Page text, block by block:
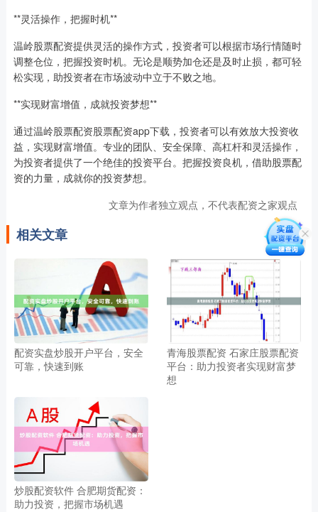
**灵活操作，把握时机**
温岭股票配资提供灵活的操作方式，投资者可以根据市场行情随时
调整仓位，把握投资时机。无论是顺势加仓还是及时止损，都可轻
松实现，助投资者在市场波动中立于不败之地。
**实现财富增值，成就投资梦想**
通过温岭股票配资股票配资app下载，投资者可以有效放大投资收
益，实现财富增值。专业的团队、安全保障、高杠杆和灵活操作，
为投资者提供了一个绝佳的投资平台。把握投资良机，借助股票配
资的力量，成就你的投资梦想。
文章为作者独立观点，不代表配资之家观点
相关文章
配资实盘炒股开户平台，安全
可靠，快速到账
青海股票配资 石家庄股票配资
平台：助力投资者实现财富梦
想
炒股配资软件 合肥期货配资：
助力投资，把握市场机遇